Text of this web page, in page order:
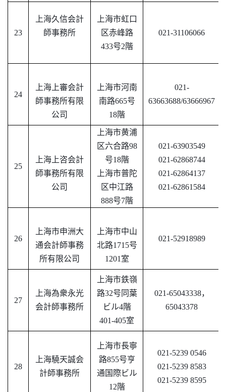
23
上海久信会計
師事務所
上海市虹口
区赤峰路
433号2階
021-31106066
24
上海上審会計
師事務所有限
公司
上海市河南
南路665号
18階
021-
63663688/63666967
25
上海上咨会計
師事務所有限
公司
上海市黄浦
区六合路98
号18階
上海市普陀
区中江路
888号7階
021-63903549
021-62868744
021-62864137
021-62861584
26
上海市申洲大
通会計師事務
所有限公司
上海市中山
北路1715号
1201室
021-52918989
27
上海為衆永光
会計師事務所
上海市鉄嶺
路32号同葉
ビル4階
401-405室
021-65043338，
65043378
28
上海驍天誠会
計師事務所
上海市長寧
路855号亨
通国際ビル
12階
021-5239 0546
021-5239 8583
021-5239 8595